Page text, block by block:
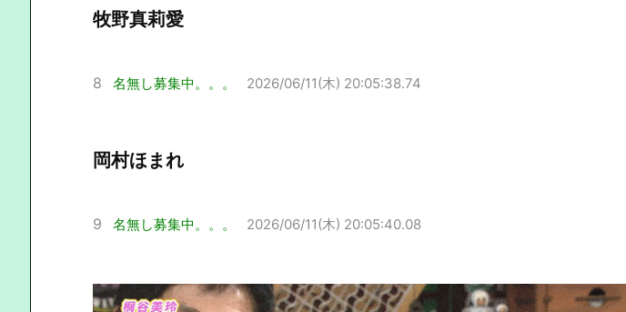
牧野真莉愛
8 名無し募集中。。。 2026/06/11(木) 20:05:38.74
岡村ほまれ
9 名無し募集中。。。 2026/06/11(木) 20:05:40.08